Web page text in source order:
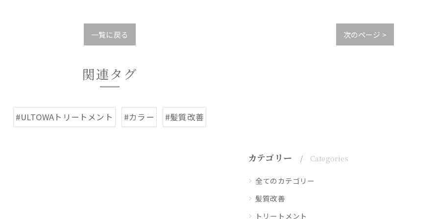
一覧に戻る 次のページ >
関連タグ
#ULTOWAトリートメント #カラー #髪質改善
カテゴリー Categories
全てのカテゴリー
髪質改善
トリートメント